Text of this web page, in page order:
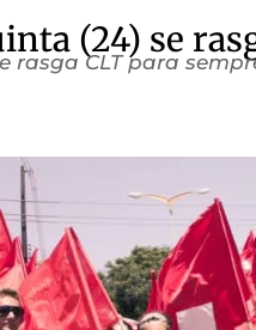
(24) se
rasga CLT para